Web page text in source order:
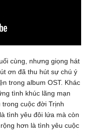
cùng, nhưng giọng hát
ơn đã thu hút sự chú ý
trong album OST. Khác
tình khúc lãng mạn
cuộc đời Trịnh
tình yêu đôi lứa mà còn
hơn là tình yêu cuộc